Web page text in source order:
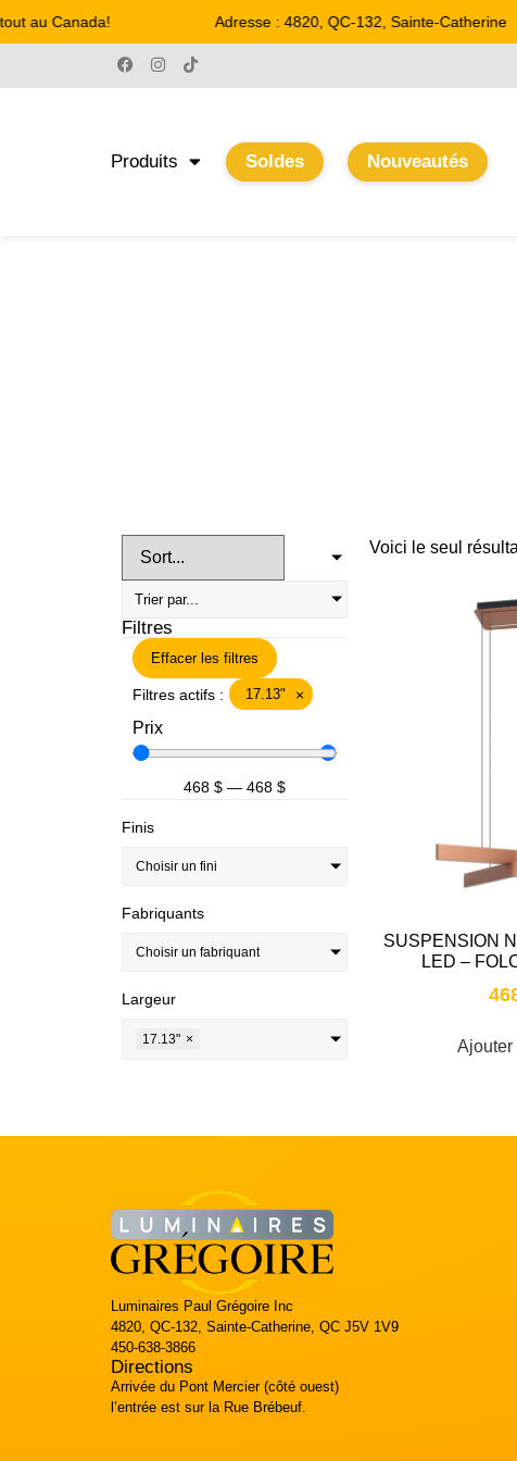
au Canada! Adresse : 4820, QC-132, Sainte-Catherine
Produits Soldes Nouveautés
Filtres
Effacer les filtres
Filtres actifs : 17.13" ×
Prix
468 $ — 468 $
Finis
Choisir un fini
Fabriquants
Choisir un fabriquant
Largeur
17.13" ×
Voici le seul
SUSPENSION
LED –
Ajouter
Luminaires Paul Grégoire Inc
4820, QC-132, Sainte-Catherine, QC J5V 1V9
450-638-3866
Directions
Arrivée du Pont Mercier (côté ouest)
l’entrée est sur la Rue Brébeuf.